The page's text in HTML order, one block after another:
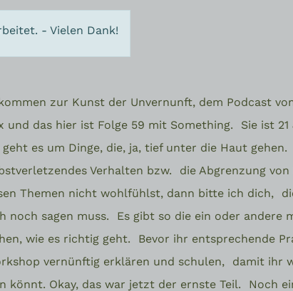
- Vielen Dank!
zur Kunst der Unvernunft, dem Podcast
und das hier ist Folge 59 mit Something.
Sie ist
es um Dinge, die, ja, tief unter die Haut gehen.
Verhalten bzw.
die Abgrenzung
Themen nicht wohlfühlst, dann bitte ich dich,
noch sagen muss.
Es gibt so die ein oder andere
wie es richtig geht.
Bevor ihr entsprechende
vernünftig erklären und schulen,
damit ihr
könnt. Okay, das war jetzt der ernste Teil. Noch